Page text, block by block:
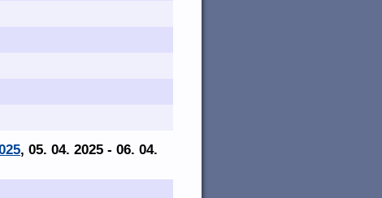
, 05. 04. 2025 - 06. 04.